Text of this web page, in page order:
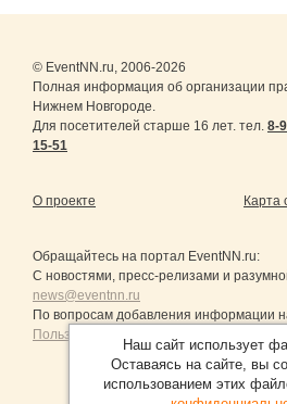
© EventNN.ru, 2006-2026
Полная информация об организации
Нижнем Новгороде.
Для посетителей старше 16 лет. тел. 8-
15-51
О проекте Карта
Обращайтесь на портал EventNN.ru:
С новостями, пресс-релизами и
news@eventnn.ru
По вопросам добавления информации
Пользовательское Соглашение и
Наш сайт использует
Оставаясь на сайте, вы
использованием этих